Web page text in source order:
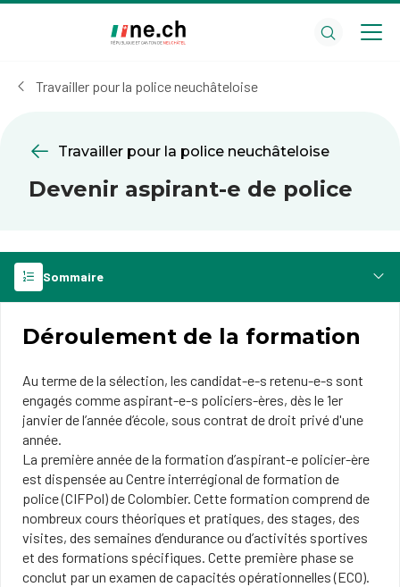
cookies
Travailler pour la police neuchâteloise
Travailler pour la police neuchâteloise
Devenir aspirant-e de police
Sommaire
Déroulement de la formation
Au terme de la sélection, les candidat-e-s retenu-e-s sont
engagés comme aspirant-e-s policiers-ères, dès le 1er
janvier de l’année d’école, sous contrat de droit privé d'une
année.
La première année de la formation d’aspirant-e policier-ère
est dispensée au Centre interrégional de formation de
police (CIFPol) de Colombier. Cette formation comprend de
nombreux cours théoriques et pratiques, des stages, des
visites, des semaines d’endurance ou d’activités sportives
et des formations spécifiques. Cette première phase se
conclut par un examen de capacités opérationnelles (ECO).